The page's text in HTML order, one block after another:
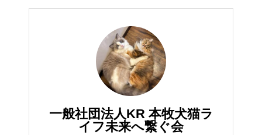
一般社団法人KR 本牧犬猫ラ
イフ未来へ繋ぐ会